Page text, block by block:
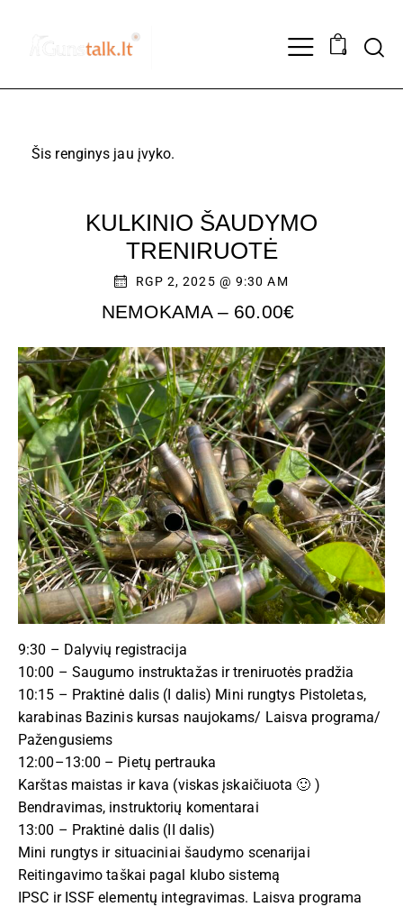
0
Šis renginys jau įvyko.
KULKINIO ŠAUDYMO
TRENIRUOTĖ
RGP 2, 2025 @ 9:30 AM
NEMOKAMA – 60.00€
9:30 – Dalyvių registracija
10:00 – Saugumo instruktažas ir treniruotės pradžia
10:15 – Praktinė dalis (I dalis) Mini rungtys Pistoletas,
karabinas Bazinis kursas naujokams/ Laisva programa/
Pažengusiems
12:00–13:00 – Pietų pertrauka
Karštas maistas ir kava (viskas įskaičiuota 🙂 )
Bendravimas, instruktorių komentarai
13:00 – Praktinė dalis (II dalis)
Mini rungtys ir situaciniai šaudymo scenarijai
Reitingavimo taškai pagal klubo sistemą
IPSC ir ISSF elementų integravimas. Laisva programa